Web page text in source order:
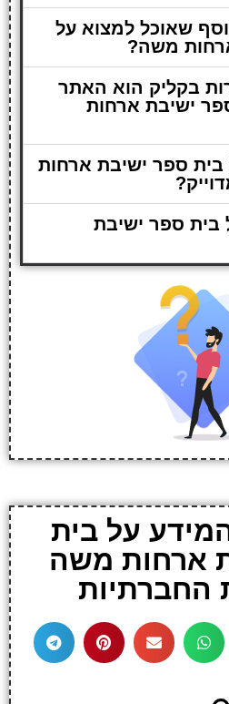
שאוכל למצוא על
משה?
בקליק הוא האתר
ישיבת ארחות
ספר ישיבת ארחות
ספר ישיבת
על בית
ארחות משה
החברתיות